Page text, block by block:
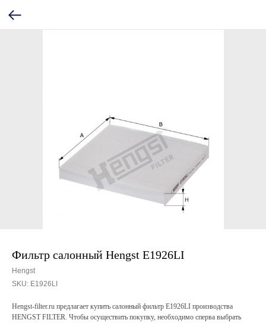
Фильтр салонный Hengst E1926LI
Hengst
SKU: E1926LI
Hengst-filter.ru предлагает купить салонный фильтр E1926LI производства
HENGST FILTER. Чтобы осуществить покупку, необходимо сперва выбрать